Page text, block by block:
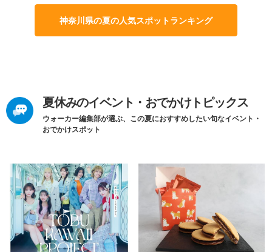
神奈川県の夏の人気スポットランキング
夏休みのイベント・おでかけトピックス
ウォーカー編集部が選ぶ、この夏におすすめしたい旬なイベント・
おでかけスポット